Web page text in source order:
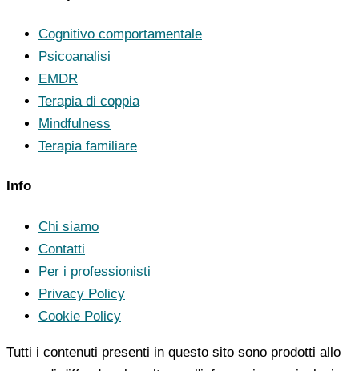
Cognitivo comportamentale
Psicoanalisi
EMDR
Terapia di coppia
Mindfulness
Terapia familiare
Info
Chi siamo
Contatti
Per i professionisti
Privacy Policy
Cookie Policy
Tutti i contenuti presenti in questo sito sono prodotti allo